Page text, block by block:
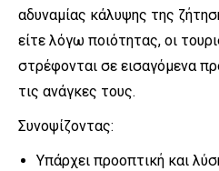
αδυναμίας κάλυψης της
είτε λόγω ποιότητας, οι
στρέφονται σε εισαγόμενα
τις ανάγκες τους.
Συνοψίζοντας:
Υπάρχει προοπτική και